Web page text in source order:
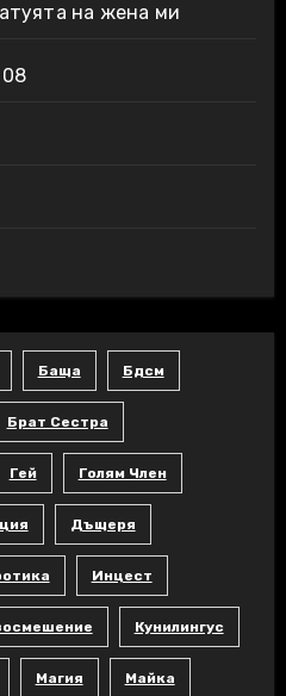
на жена ми
Баща Бдсм
Брат Сестра
Гей Голям Член
Дъщеря
Инцест
Кунилингус
Магия Майка